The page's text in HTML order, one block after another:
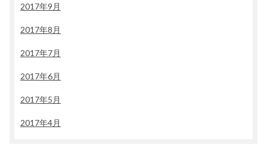
2017年9月
2017年8月
2017年7月
2017年6月
2017年5月
2017年4月